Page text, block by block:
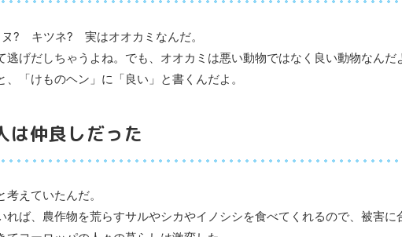
ヌ? キツネ? 実はオオカミなんだ。
げだしちゃうよね。でも、オオカミは悪い動物ではなく良い動物なんだ
「けものヘン」に「良い」と書くんだよ。
は仲良しだった
えていたんだ。
ば、農作物を荒らすサルやシカやイノシシを食べてくれるので、被害に